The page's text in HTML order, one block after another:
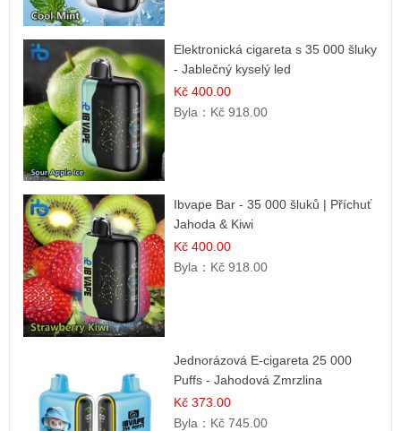
Elektronická cigareta s 35 000 šluky
- Jablečný kyselý led
Kč 400.00
Byla： Kč 918.00
Ibvape Bar - 35 000 šluků | Příchuť
Jahoda & Kiwi
Kč 400.00
Byla： Kč 918.00
Jednorázová E-cigareta 25 000
Puffs - Jahodová Zmrzlina
Kč 373.00
Byla： Kč 745.00